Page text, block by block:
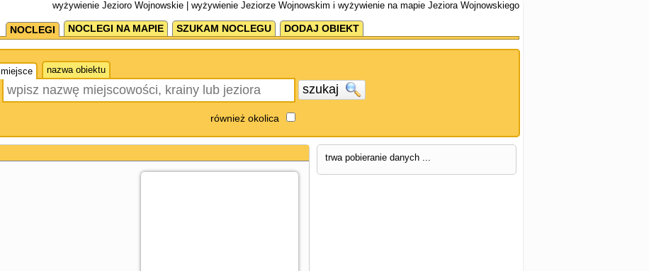
wyżywienie Jezioro Wojnowskie | wyżywienie Jeziorze Wojnowskim i wyżywienie na mapie Jeziora Wojnowskiego
NOCLEGI NOCLEGI NA MAPIE SZUKAM NOCLEGU DODAJ OBIEKT
miejsce nazwa obiektu
szukaj
również okolica
trwa pobieranie danych ...